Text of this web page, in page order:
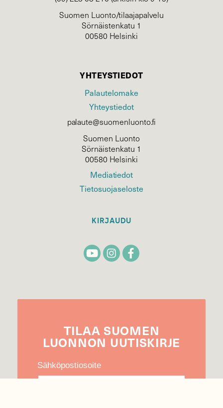
Suomen Luonto/tilaajapalvelu
Sörnäistenkatu 1
00580 Helsinki
YHTEYSTIEDOT
Palautelomake
Yhteystiedot
palaute@suomenluonto.fi
Suomen Luonto
Sörnäistenkatu 1
00580 Helsinki
Mediatiedot
Tietosuojaseloste
KIRJAUDU
TILAA SUOMEN
LUONNON UUTIS­KIRJE
Sähköpostiosoite